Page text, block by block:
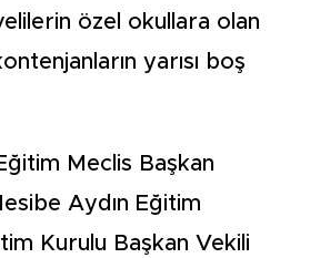
özel okullara olan
yarısı boş
Meclis Başkan
Aydın Eğitim
Kurulu Başkan Vekili